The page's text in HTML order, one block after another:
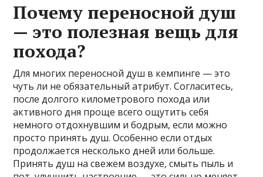
Почему переносной душ
— это полезная вещь для
похода?
Для многих переносной душ в кемпинге — это
чуть ли не обязательный атрибут. Согласитесь,
после долгого километрового похода или
активного дня проще всего ощутить себя
немного отдохнувшим и бодрым, если можно
просто принять душ. Особенно если отдых
продолжается несколько дней или больше.
Принять душ на свежем воздухе, смыть пыль и